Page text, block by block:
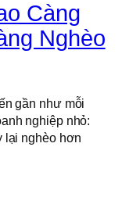
Càng
Nghèo
gần như mỗi
nghiệp nhỏ:
lại nghèo hơn